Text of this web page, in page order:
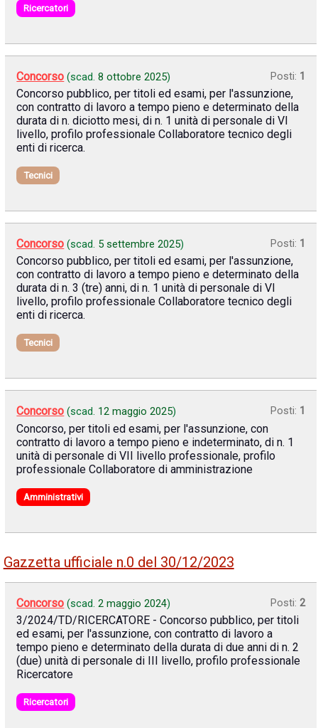
Ricercatori
Concorso (scad.8 ottobre 2025) Posti: 1
Concorso pubblico, per titoli ed esami, per l'assunzione,
con contratto di lavoro a tempo pieno e determinato della
durata di n. diciotto mesi, di n. 1 unità di personale di VI
livello, profilo professionale Collaboratore tecnico degli
enti di ricerca.
Tecnici
Concorso (scad. 5 settembre 2025) Posti: 1
Concorso pubblico, per titoli ed esami, per l'assunzione,
con contratto di lavoro a tempo pieno e determinato della
durata di n. 3 (tre) anni, di n. 1 unità di personale di VI
livello, profilo professionale Collaboratore tecnico degli
enti di ricerca.
Tecnici
Concorso (scad. 12 maggio 2025) Posti: 1
Concorso, per titoli ed esami, per l'assunzione, con
contratto di lavoro a tempo pieno e indeterminato, di n. 1
unità di personale di VII livello professionale, profilo
professionale Collaboratore di amministrazione
Amministrativi
Gazzetta ufficiale n.0 del 30/12/2023
Concorso (scad.2 maggio 2024) Posti: 2
3/2024/TD/RICERCATORE - Concorso pubblico, per titoli
ed esami, per l'assunzione, con contratto di lavoro a
tempo pieno e determinato della durata di due anni di n. 2
(due) unità di personale di III livello, profilo professionale
Ricercatore
Ricercatori